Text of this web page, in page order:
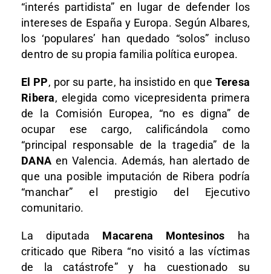
“interés partidista” en lugar de defender los
intereses de España y Europa. Según Albares,
los ‘populares’ han quedado “solos” incluso
dentro de su propia familia política europea.
El PP, por su parte, ha insistido en que Teresa
Ribera, elegida como vicepresidenta primera
de la Comisión Europea, “no es digna” de
ocupar ese cargo, calificándola como
“principal responsable de la tragedia” de la
DANA en Valencia. Además, han alertado de
que una posible imputación de Ribera podría
“manchar” el prestigio del Ejecutivo
comunitario.
La diputada Macarena Montesinos ha
criticado que Ribera “no visitó a las víctimas
de la catástrofe” y ha cuestionado su